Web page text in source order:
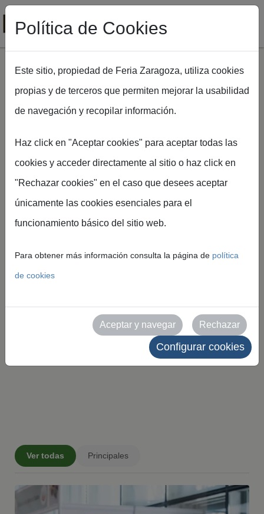
Pasar al contenido principal
Ruta de navegación
Galería de Imágenes
Accede al archivo visual oficial de Feria de
citar como fuente a Feria de Zaragoza. Queda
prohibido su uso comercial sin autorización
Ver todas Principales
Política de Cookies
Este sitio, propiedad de Feria Zaragoza, utiliza cookies
propias y de terceros que permiten mejorar la usabilidad
de navegación y recopilar información.
Haz click en "Aceptar cookies" para aceptar todas las
cookies y acceder directamente al sitio o haz click en
"Rechazar cookies" en el caso que desees aceptar
únicamente las cookies esenciales para el
funcionamiento básico del sitio web.
Para obtener más información consulta la página de política
de cookies
Aceptar y navegar Rechazar
Configurar cookies